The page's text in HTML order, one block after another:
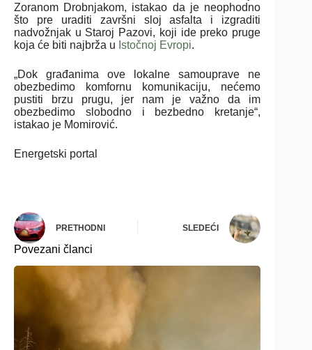
Zoranom Drobnjakom, istakao da je neophodno
što pre uraditi završni sloj asfalta i izgraditi
nadvožnjak u Staroj Pazovi, koji ide preko pruge
koja će biti najbrža u Istočnoj Evropi.
„Dok građanima ove lokalne samouprave ne
obezbedimo komfornu komunikaciju, nećemo
pustiti brzu prugu, jer nam je važno da im
obezbedimo slobodno i bezbedno kretanje“,
istakao je Momirović.
Energetski portal
PRETHODNI SLEDEĆI
Povezani članci